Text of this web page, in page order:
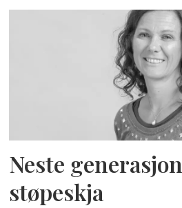
Neste
støpeskja